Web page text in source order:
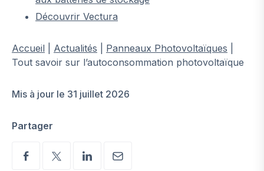
Découvrir Vectura
Accueil Actualités Panneaux Photovoltaïques
Tout savoir sur l’autoconsommation photovoltaïque
Mis à jour le 31 juillet 2026
Partager